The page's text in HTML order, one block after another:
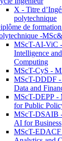
X - Titre
polytechnique
de
-
MScT-AI-ViC
Intelligence
Computing
MScT-CyS -
MScT-DDDF -
Data and
MScT-DEPP -
for Public
MScT-DSAIB
AI for Business
MScT-EDACF